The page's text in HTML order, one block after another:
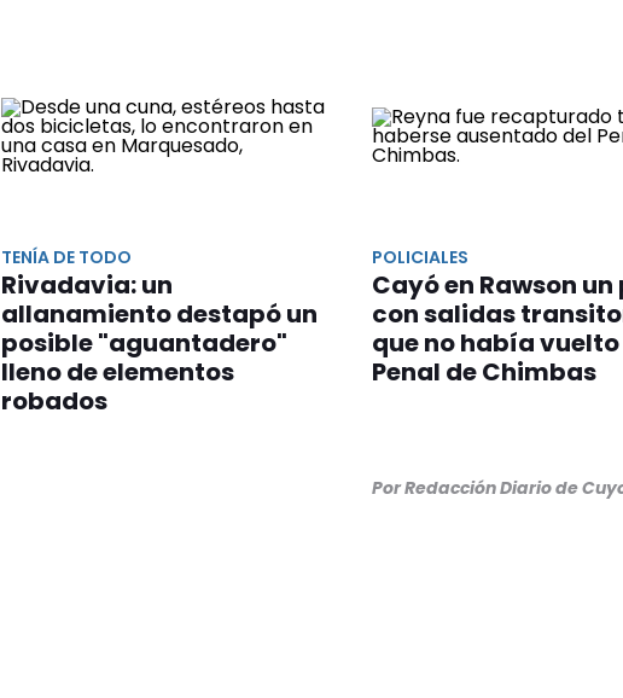
TENÍA DE TODO
Rivadavia: un
allanamiento destapó un
posible "aguantadero"
lleno de elementos
robados
POLICIALES
Cayó en Rawson un
con salidas
que no había
Penal de Chimbas
Por Redacción Diario de